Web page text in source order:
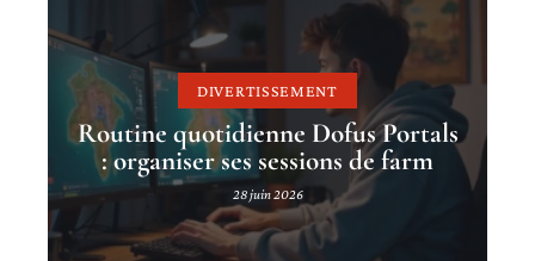
DIVERTISSEMENT
Routine quotidienne Dofus Portals
: organiser ses sessions de farm
28 juin 2026